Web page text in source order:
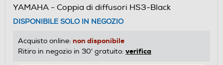
YAMAHA - Coppia di diffusori HS3-Black
DISPONIBILE SOLO IN NEGOZIO
Acquisto online: non disponibile
Ritiro in negozio in 30' gratuito: verifica